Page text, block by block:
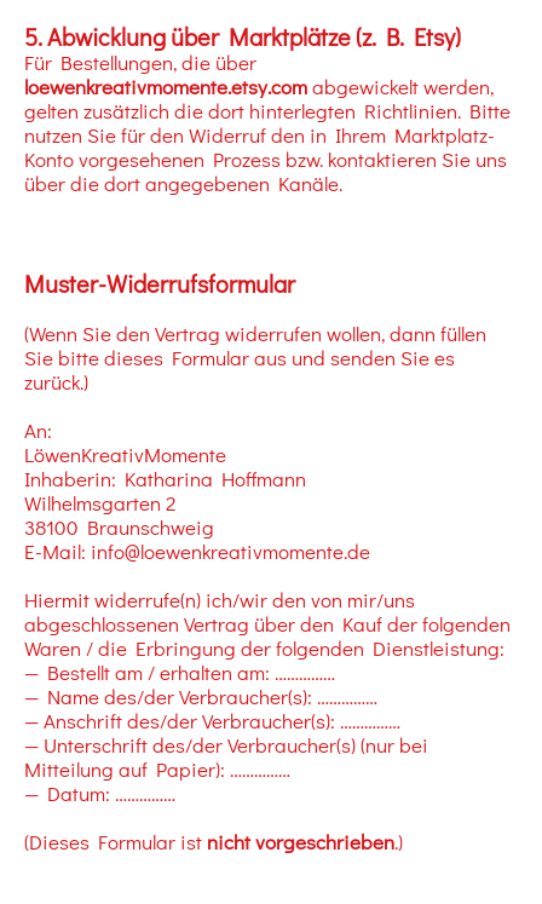
5. Abwicklung über Marktplätze (z. B. Etsy)
Für Bestellungen, die über
loewenkreativmomente.etsy.comabgewickelt werden,
gelten zusätzlich die dort hinterlegten Richtlinien. Bitte
nutzen Sie für den Widerruf den in Ihrem Marktplatz-
Konto vorgesehenen Prozess bzw. kontaktieren Sie uns
über die dort angegebenen Kanäle.
Muster-Widerrufsformular
(Wenn Sie den Vertrag widerrufen wollen, dann füllen
Sie bitte dieses Formular aus und senden Sie es
zurück.)
An:
LöwenKreativMomente
Inhaberin: Katharina Hoffmann
Wilhelmsgarten 2
38100 Braunschweig
E-Mail: info@loewenkreativmomente.de
Hiermit widerrufe(n) ich/wir den von mir/uns
abgeschlossenen Vertrag über den Kauf der folgenden
Waren / die Erbringung der folgenden Dienstleistung:
— Bestellt am / erhalten am: ……………
— Name des/der Verbraucher(s): ……………
— Anschrift des/der Verbraucher(s): ……………
— Unterschrift des/der Verbraucher(s) (nur bei
Mitteilung auf Papier): ……………
— Datum: ……………
(Dieses Formular ist nicht vorgeschrieben.)